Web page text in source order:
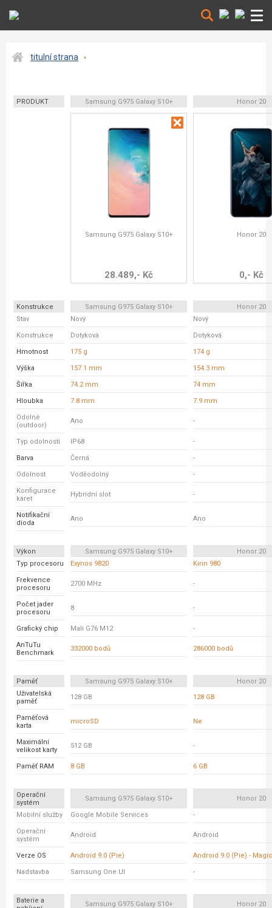
titulní strana
PRODUKT Samsung G975 Galaxy S10+ Honor 20
Samsung G975 Galaxy S10+
28.489,- Kč
Honor 20
0,- Kč
Konstrukce Samsung G975 Galaxy S10+
Honor 20
Stav
Nový Nový
Konstrukce Dotyková Dotyková
Hmotnost 175 g 174 g
Výška 157.1 mm 154.3 mm
Šířka 74.2 mm 74 mm
Hloubka 7.8 mm 7.9 mm
Odolné
(outdoor)
Ano -
Typ odolnosti IP68 -
Barva Černá -
Odolnost Voděodolný -
Konfigurace
karet
Hybridní slot -
Notifikační
dioda
Ano Ano
Výkon Samsung G975 Galaxy S10+
Honor 20
Typ procesoru
Exynos 9820 Kirin 980
Frekvence
procesoru
2700 MHz -
Počet jader
procesoru
8 -
Grafický chip Mali G76 M12 -
AnTuTu
Benchmark
332000 bodů 286000 bodů
Paměť Samsung G975 Galaxy S10+
Honor 20
Uživatelská
paměť
128 GB 128 GB
Paměťová
karta
microSD Ne
Maximální
velikost karty
512 GB -
Paměť RAM 8 GB 6 GB
Operační
systém
Samsung G975 Galaxy S10+ Honor 20
Mobilní služby Google Mobile Services -
Operační
systém
Android Android
Verze OS Android 9.0 (Pie) Android 9.0 (Pie) -
Nadstavba Samsung One UI -
Baterie a
Samsung G975 Galaxy S10+ Honor 20